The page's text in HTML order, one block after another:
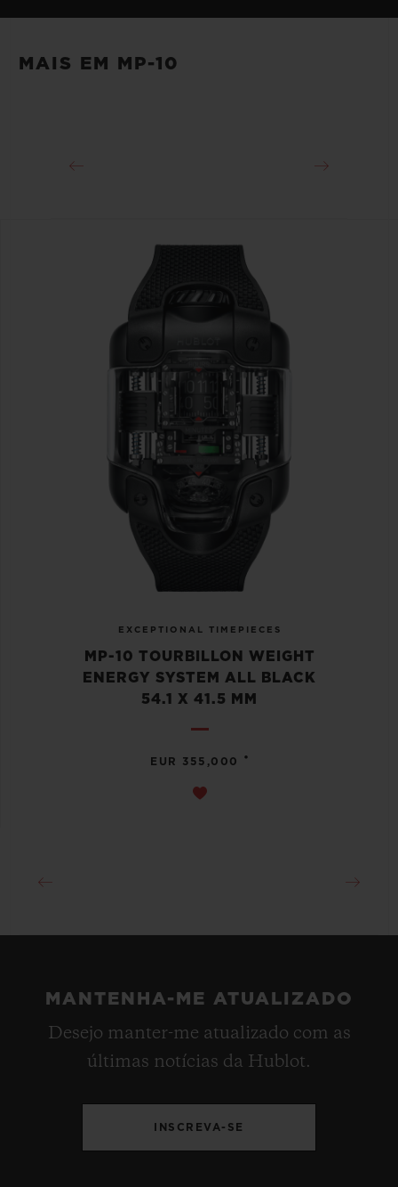
RESERVA DE MARCHA
PULSEIRA
MAIS EM MP-10
EXCEPTIONAL TIMEPIECES
MP-10 TOURBILLON WEIGHT
ENERGY SYSTEM ALL BLACK
54.1 X 41.5 MM
EUR 355,000 •
MANTENHA-ME ATUALIZADO
Desejo manter-me atualizado com as
últimas notícias da Hublot.
INSCREVA-SE